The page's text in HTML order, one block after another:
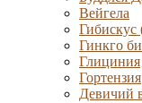
Вейгела
Гибискус
Гинкго
Глициния
Гортензия
Девичий